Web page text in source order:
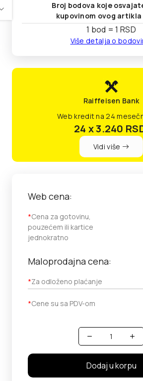
Broj bodova koje
kupovinom ovog artikla
1 bod = 1 RSD
Više detalja o
Raiffeisen Bank
Web kredit na 24
24 x 3.240
Vidi više
Web cena:
*Cena za gotovinu,
pouzećem ili kartice
jednokratno
Maloprodajna cena:
*Za odloženo plaćanje
*Cene su sa PDV-om
Količina
Dodaj u korpu